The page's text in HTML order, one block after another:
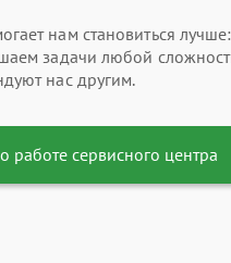
нам становиться
задачи любой
нас другим.
работе сервисного центра